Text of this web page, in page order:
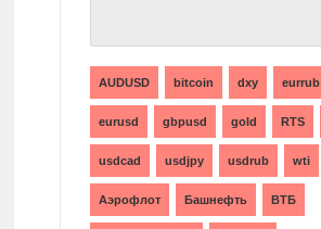
AUDUSD bitcoin dxy eurrub
eurusd gbpusd gold RTS
usdcad usdjpy usdrub wti
Аэрофлот Башнефть ВТБ